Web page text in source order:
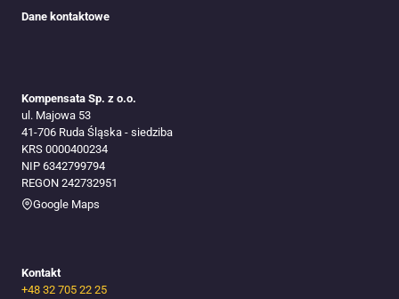
Dane kontaktowe
Kompensata Sp. z o.o.
ul. Majowa 53
41-706 Ruda Śląska​ - siedziba
KRS 0000400234
NIP 6342799794
REGON 242732951
Google Maps
Kontakt
+48 32 705 22 25